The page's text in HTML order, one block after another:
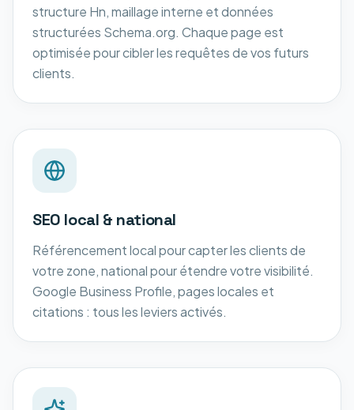
structure Hn, maillage interne et données
structurées Schema.org. Chaque page est
optimisée pour cibler les requêtes de vos futurs
clients.
SEO local & national
Référencement local pour capter les clients de
votre zone, national pour étendre votre visibilité.
Google Business Profile, pages locales et
citations : tous les leviers activés.